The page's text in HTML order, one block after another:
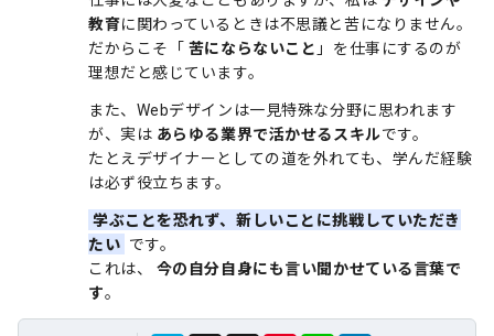
教育に関わっているときは不思議と苦になりません。
だからこそ「 苦にならないこと 」を仕事にするのが
理想だと感じています。
また、Webデザインは一見特殊な分野に思われます
が、実は あらゆる業界で活かせるスキルです。
たとえデザイナーとしての道を外れても、学んだ経験
は必ず役立ちます。
学ぶことを恐れず、新しいことに挑戦していただき
たい です。
これは、 今の自分自身にも言い聞かせている言葉で
す。